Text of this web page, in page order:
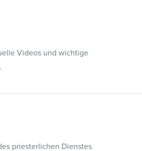
Videos und wichtige
priesterlichen Dienstes